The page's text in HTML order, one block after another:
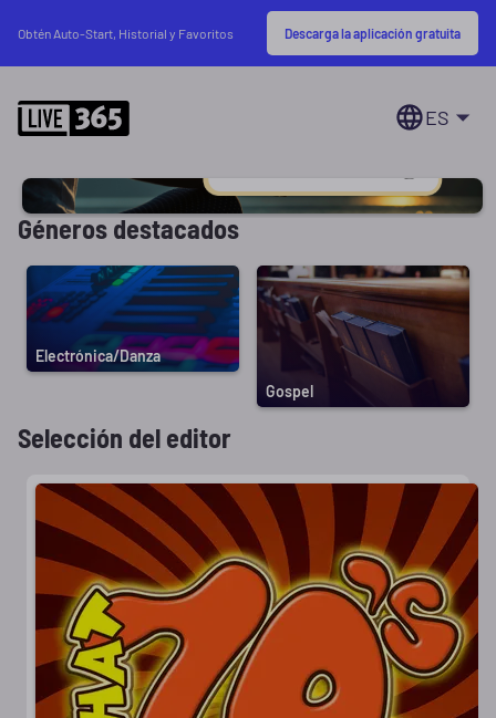
Obtén Auto-Start, Historial y Favoritos Descarga la aplicación gratuita
ES
Géneros destacados
Electrónica/Danza
Gospel
Selección del editor